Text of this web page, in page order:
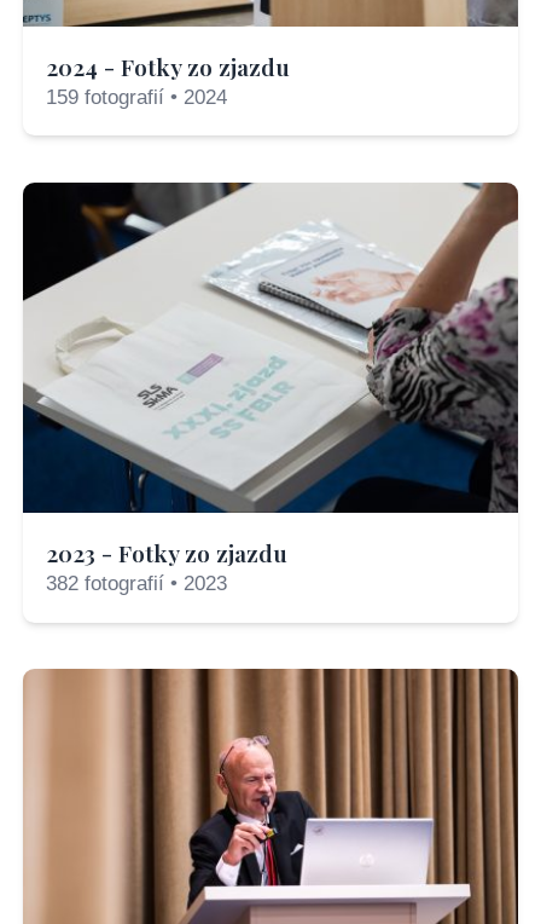
2024 - Fotky zo zjazdu
159 fotografií • 2024
2023 - Fotky zo zjazdu
382 fotografií • 2023